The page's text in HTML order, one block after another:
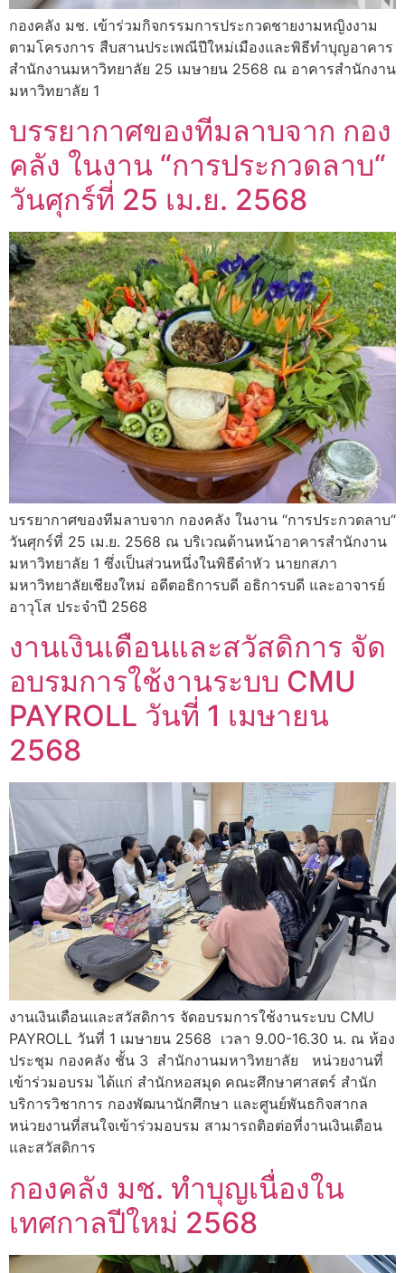
กองคลัง มช. เข้าร่วมกิจกรรมการประกวดชายงามหญิงงาม
ตามโครงการ สืบสานประเพณีปีใหม่เมืองและพิธีทำบุญอาคาร
สำนักงานมหาวิทยาลัย 25 เมษายน 2568 ณ อาคารสำนักงาน
มหาวิทยาลัย 1
บรรยากาศของทีมลาบจาก กอง
คลัง ในงาน “การประกวดลาบ“
วันศุกร์ที่ 25 เม.ย. 2568
บรรยากาศของทีมลาบจาก กองคลัง ในงาน “การประกวดลาบ“
วันศุกร์ที่ 25 เม.ย. 2568 ณ บริเวณด้านหน้าอาคารสำนักงาน
มหาวิทยาลัย 1 ซึ่งเป็นส่วนหนึ่งในพิธีดำหัว นายกสภา
มหาวิทยาลัยเชียงใหม่ อดีตอธิการบดี อธิการบดี และอาจารย์
อาวุโส ประจำปี 2568
งานเงินเดือนและสวัสดิการ จัด
อบรมการใช้งานระบบ CMU
PAYROLL วันที่ 1 เมษายน
2568
งานเงินเดือนและสวัสดิการ จัดอบรมการใช้งานระบบ CMU
PAYROLL วันที่ 1 เมษายน 2568 เวลา 9.00-16.30 น. ณ ห้อง
ประชุม กองคลัง ชั้น 3 สำนักงานมหาวิทยาลัย หน่วยงานที่
เข้าร่วมอบรม ได้แก่ สำนักหอสมุด คณะศึกษาศาสตร์ สำนัก
บริการวิชาการ กองพัฒนานักศึกษา และศูนย์พันธกิจสากล
หน่วยงานที่สนใจเข้าร่วมอบรม สามารถติอต่อที่งานเงินเดือน
และสวัสดิการ
กองคลัง มช. ทำบุญเนื่องใน
เทศกาลปีใหม่ 2568